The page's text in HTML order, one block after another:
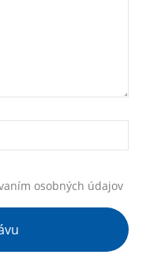
osobných údajov